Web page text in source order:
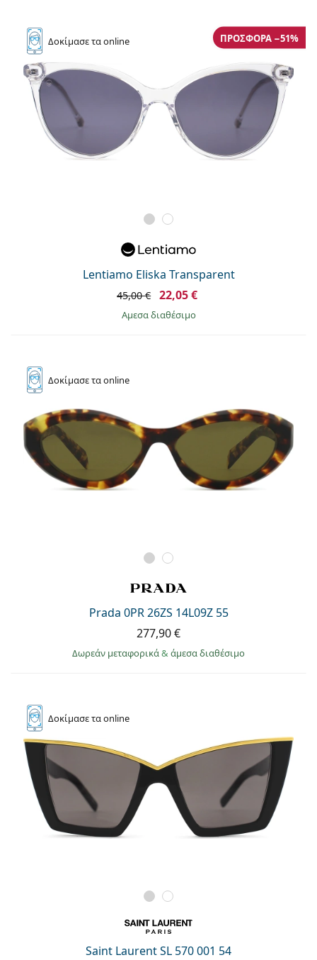
Δοκίμασετα online
Lentiamo Eliska Transparent
ΠΡΟΣΦΟΡΆ −51%
45,00 € 22,05 €
άμεσα διαθέσιμο
Δοκίμασετα online
Prada 0PR 26ZS 14L09Z 55
277,90 €
Δωρεάν μεταφορικά & άμεσα διαθέσιμο
Δοκίμασετα online
Saint Laurent SL 570 001 54